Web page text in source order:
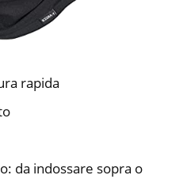
rapida
da indossare sopra o